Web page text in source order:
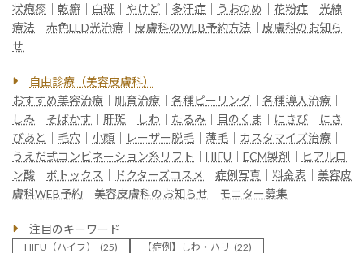
状疱疹
乾癬 白斑 やけど 多汗症 うおのめ 花粉症
光線
療法
赤色LED光治療 皮膚科のWEB予約方法
皮膚科のお知ら
せ
自由診療（美容皮膚科）
おすすめ美容治療
肌育治療 各種ピーリング 各種導入治療
しみ
そばかす 肝斑 しわ たるみ 目のくま にきび
にき
びあと
毛穴 小顔 レーザー脱毛 薄毛 カスタマイズ治療
うえだ式コンビネーション糸リフト
HIFU ECM製剤
ヒアルロ
ン酸
ボトックス ドクターズコスメ 症例写真 料金表
美容皮
膚科WEB予約
美容皮膚科のお知らせ モニター募集
注目のキーワード
HIFU（ハイフ） (25) 【症例】しわ・ハリ (22)